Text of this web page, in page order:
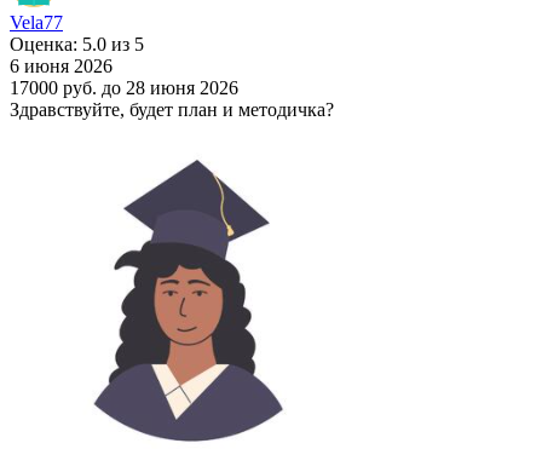
Vela77
Оценка: 5.0 из 5
6 июня 2026
17000 руб. до 28 июня 2026
Здравствуйте, будет план и методичка?